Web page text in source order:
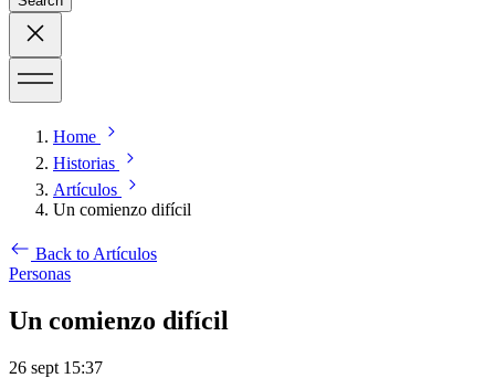
Home
Historias
Artículos
Un comienzo difícil
Back to Artículos
Personas
Un comienzo difícil
26 sept 15:37